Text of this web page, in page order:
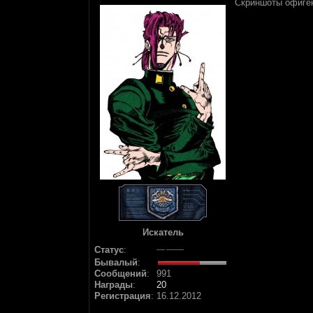
Искатель
Статус:
Бывалый:
Сообщений:
991
Награды:
20
Регистрация: 16.12.2012
Скриншоты